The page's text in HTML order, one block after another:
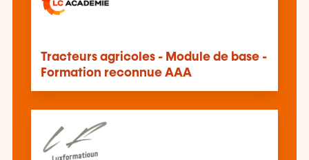
Tracteurs agricoles - Module de base -
Formation reconnue AAA